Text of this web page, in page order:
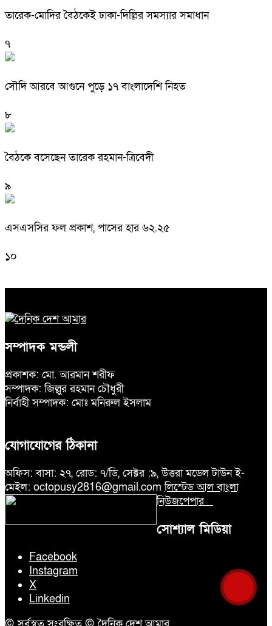
তারেক-মোদির বৈঠকেই ঢাকা-দিল্লির সমস্যার সমাধান
৭
সৌদি আরবে আগুনে পুড়ে ১৭ বাংলাদেশি নিহত
৮
বৈঠকে বসেছেন তারেক রহমান-ত্রিবেদী
৯
এসএসসির ফল প্রকাশ, পাসের হার ৬২.২৫
১০
সম্পাদক মন্ডলী
প্রকাশক: মো. আরমান শরীফ
সম্পাদক: জিল্লুর রহমান চৌধুরী
নির্বাহী সম্পাদক: মোঃ মনিরুল ইসলাম
যোগাযোগের ঠিকানা
অফিস: বাসা: ২৭, রোড: ৭/ডি, সেক্টর :৯, উত্তরা মডেল টাউন ই-
মেইল: octopusy2816@gmail.comলিস্টেড আল বাংলা
নিউজপেপার
সোশ্যাল মিডিয়া
Facebook
Instagram
X
Linkedin